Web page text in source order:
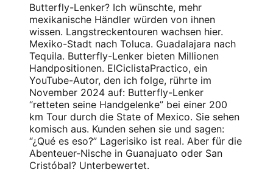
Butterfly-Lenker? Ich wünschte, mehr
mexikanische Händler würden von ihnen
wissen. Langstreckentouren wachsen hier.
Mexiko-Stadt nach Toluca. Guadalajara nach
Tequila. Butterfly-Lenker bieten Millionen
Handpositionen. ElCiclistaPractico, ein
YouTube-Autor, den ich folge, rührte im
November 2024 auf: Butterfly-Lenker
“retteten seine Handgelenke” bei einer 200
km Tour durch die State of Mexico. Sie sehen
komisch aus. Kunden sehen sie und sagen:
“¿Qué es eso?” Lagerisiko ist real. Aber für die
Abenteuer-Nische in Guanajuato oder San
Cristóbal? Unterbewertet.